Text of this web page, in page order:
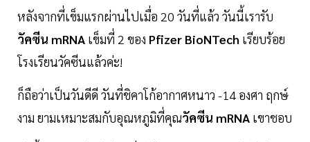
หลังจากที่เข็มแรกผ่านไปเมื่อ 20 วันที่แล้ว วันนี้เรารับ
วัคซีน mRNA เข็มที่ 2 ของ Pfizer BioNTech เรียบร้อย
โรงเรียนวัคซีนแล้วค่ะ!
ก็ถือว่าเป็นวันดีดี วันที่ชิคาโก้อากาศหนาว -14 องศา ฤกษ์
งาม ยามเหมาะสมกับอุณหภูมิที่คุณวัคซีน mRNA เขาชอบ